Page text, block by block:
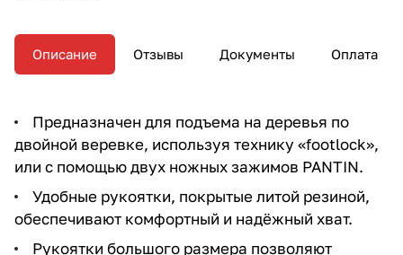
Описание Отзывы Документы Оплата
Предназначен для подъема на деревья по
двойной веревке, используя технику «footlock»,
или с помощью двух ножных зажимов PANTIN.
Удобные рукоятки, покрытые литой резиной,
обеспечивают комфортный и надёжный хват.
Рукоятки большого размера позволяют